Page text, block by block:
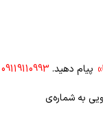
پیام دهید. 09119110993
به شماره‌ی